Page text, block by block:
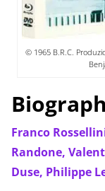
© 1965 B.R.C.
Franco
Randone,
Duse, Philippe